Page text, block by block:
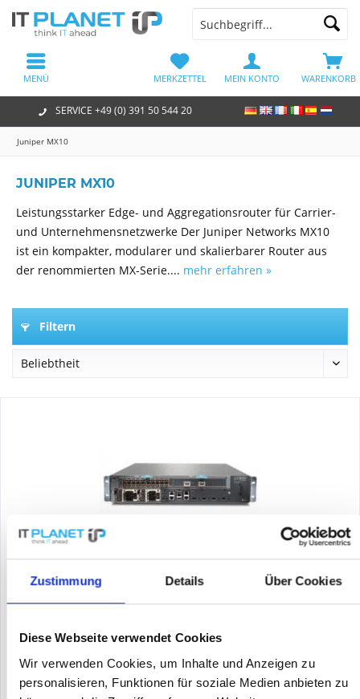
Zustimmung Details Über Cookies
Diese Webseite verwendet Cookies
Wir verwenden Cookies, um Inhalte und Anzeigen zu
personalisieren, Funktionen für soziale Medien anbieten zu
SERVICE +49 (0) 391 50 544 20
WARENKORB
MERKZETTEL MEIN KONTO
MENÜ
Juniper MX10
JUNIPER MX10
Leistungsstarker Edge- und Aggregationsrouter für Carrier-
und Unternehmensnetzwerke Der Juniper Networks MX10
ist ein kompakter, modularer und skalierbarer Router aus
der renommierten MX-Serie.... mehr erfahren »
Filtern
JUNIPER NETWORKS MX10-T-AC
Juniper MX10-T-AC - Router - Rack-Modul
Inhalt1
2.375,00 €